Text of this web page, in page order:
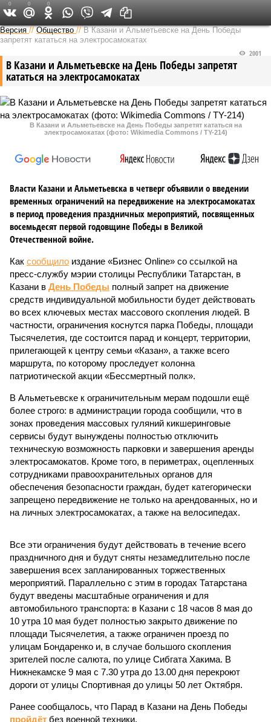
Версия в Татарстане
Версия //Общество //В Казани и Альметьевске на День Победы
запретят кататься на электросамокатах
В Казани и Альметьевске на День Победы запретят
кататься на электросамокатах
2001
В Казани и Альметьевске на День Победы запретят кататься на
электросамокатах (фото: Wikimedia Commons / TY-214)
Власти Казани и Альметьевска в четверг объявили о введении
временных ограничений на передвижение на электросамокатах
в период проведения праздничных мероприятий, посвященных
восемьдесят первой годовщине Победы в Великой
Отечественной войне.
Как сообщило издание «Бизнес Online» со ссылкой на
пресс-службу мэрии столицы Республики Татарстан, в
Казани в День Победы полный запрет на движение
средств индивидуальной мобильности будет действовать
во всех ключевых местах массового скопления людей. В
частности, ограничения коснутся парка Победы, площади
Тысячелетия, где состоится парад и концерт, территории,
прилегающей к центру семьи «Казан», а также всего
маршрута, по которому проследует колонна
патриотической акции «Бессмертный полк».
В Альметьевске к ограничительным мерам подошли ещё
более строго: в администрации города сообщили, что в
зонах проведения массовых гуляний кикшеринговые
сервисы будут вынуждены полностью отключить
техническую возможность парковки и завершения аренды
электросамокатов. Кроме того, в периметрах, оцепленных
сотрудниками правоохранительных органов для
обеспечения безопасности граждан, будет категорически
запрещено передвижение не только на арендованных, но и
на личных электросамокатах, а также на велосипедах.
Все эти ограничения будут действовать в течение всего
праздничного дня и будут сняты незамедлительно после
завершения всех запланированных торжественных
мероприятий. Параллельно с этим в городах Татарстана
будут введены масштабные ограничения и для
автомобильного транспорта: в Казани с 18 часов 8 мая до
10 утра 10 мая будет полностью закрыто движение по
площади Тысячелетия, а также ограничен проезд по
улицам Бондаренко и, в случае большого скопления
зрителей после салюта, по улице Сибгата Хакима. В
Нижнекамске 9 мая с 7.30 утра до 13.00 дня перекроют
дороги от улицы Спортивная до улицы 50 лет Октября.
Ранее сообщалось, что Парад в Казани на День Победы
пройдёт без военной техники.
0 0 0